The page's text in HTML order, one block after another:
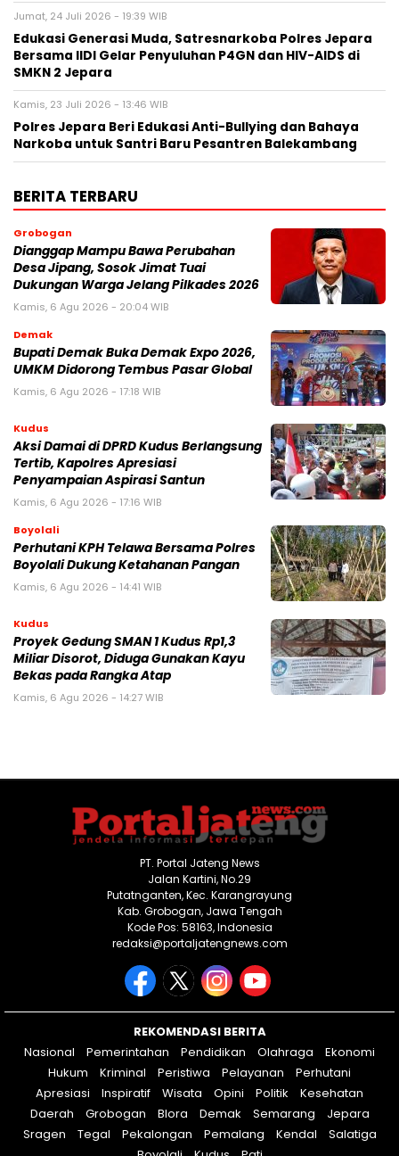
Jumat, 24 Juli 2026 - 19:39 WIB
Edukasi Generasi Muda, Satresnarkoba Polres Jepara
Bersama IIDI Gelar Penyuluhan P4GN dan HIV-AIDS di
SMKN 2 Jepara
Kamis, 23 Juli 2026 - 13:46 WIB
Polres Jepara Beri Edukasi Anti-Bullying dan Bahaya
Narkoba untuk Santri Baru Pesantren Balekambang
BERITA TERBARU
Grobogan
Dianggap Mampu Bawa Perubahan
Desa Jipang, Sosok Jimat Tuai
Dukungan Warga Jelang Pilkades 2026
Kamis, 6 Agu 2026 - 20:04 WIB
Demak
Bupati Demak Buka Demak Expo 2026,
UMKM Didorong Tembus Pasar Global
Kamis, 6 Agu 2026 - 17:18 WIB
Kudus
Aksi Damai di DPRD Kudus Berlangsung
Tertib, Kapolres Apresiasi
Penyampaian Aspirasi Santun
Kamis, 6 Agu 2026 - 17:16 WIB
Boyolali
Perhutani KPH Telawa Bersama Polres
Boyolali Dukung Ketahanan Pangan
Kamis, 6 Agu 2026 - 14:41 WIB
Kudus
Proyek Gedung SMAN 1 Kudus Rp1,3
Miliar Disorot, Diduga Gunakan Kayu
Bekas pada Rangka Atap
Kamis, 6 Agu 2026 - 14:27 WIB
PT. Portal Jateng News
Jalan Kartini, No.29
Putatnganten, Kec. Karangrayung
Kab. Grobogan, Jawa Tengah
Kode Pos: 58163, Indonesia
redaksi@portaljatengnews.com
REKOMENDASI BERITA
Nasional
Pemerintahan Pendidikan Olahraga
Ekonomi
Hukum
Kriminal Peristiwa Pelayanan
Perhutani
Apresiasi
Inspiratif Wisata Opini Politik
Kesehatan
Daerah
Grobogan Blora Demak Semarang
Jepara
Sragen
Tegal Pekalongan Pemalang Kendal
Salatiga